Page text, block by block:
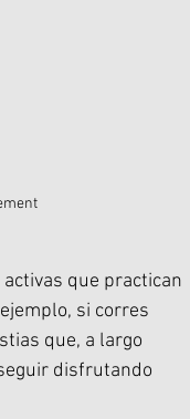
que practican
si corres
que, a largo
disfrutando